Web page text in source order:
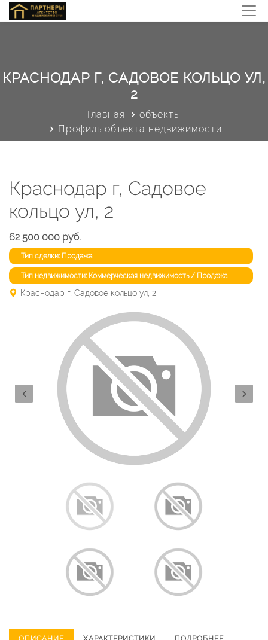
КРАСНОДАР Г, САДОВОЕ КОЛЬЦО УЛ,
2
Главная
объекты
Профиль объекта недвижимости
Краснодар г, Садовое
кольцо ул, 2
62 500 000 руб.
Тип сделки: Продажа
Тип недвижимости: Коммерческая недвижимость / Продажа
Краснодар г, Садовое кольцо ул, 2